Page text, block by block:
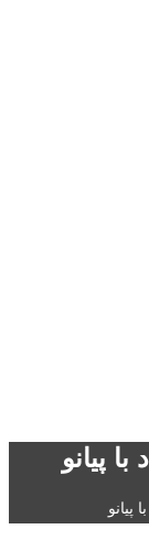
پیانو
پیانو